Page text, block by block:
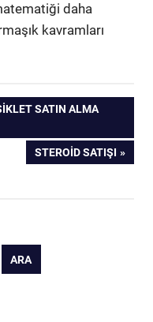
daha
kavramları
SATIN ALMA
NEXT
STEROID SATIŞI
ARA